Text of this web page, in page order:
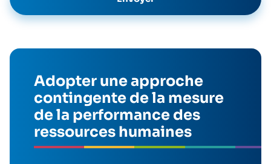
Adopter une approche
contingente de la mesure
de la performance des
ressources humaines